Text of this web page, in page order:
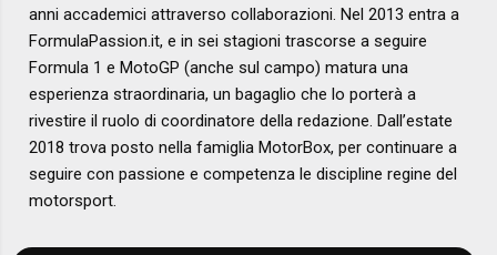
anni accademici attraverso collaborazioni. Nel 2013 entra a
FormulaPassion.it, e in sei stagioni trascorse a seguire
Formula 1 e MotoGP (anche sul campo) matura una
esperienza straordinaria, un bagaglio che lo porterà a
rivestire il ruolo di coordinatore della redazione. Dall’estate
2018 trova posto nella famiglia MotorBox, per continuare a
seguire con passione e competenza le discipline regine del
motorsport.